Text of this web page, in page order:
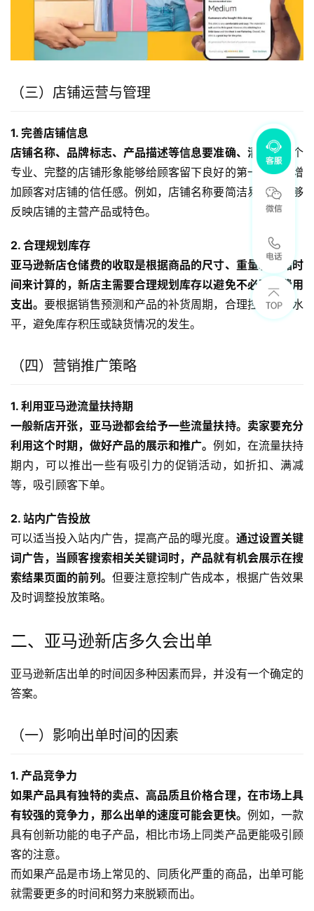
（三）店铺运营与管理
1. 完善店铺信息
店铺名称、品牌标志、产品描述等信息要准确、清晰。一个
专业、完整的店铺形象能够给顾客留下良好的第一印象，增
加顾客对店铺的信任感。例如，店铺名称要简洁易记，能够
反映店铺的主营产品或特色。
2. 合理规划库存
亚马逊新店仓储费的收取是根据商品的尺寸、重量和存储时
间来计算的，新店主需要合理规划库存以避免不必要的费用
支出。要根据销售预测和产品的补货周期，合理控制库存水
平，避免库存积压或缺货情况的发生。
（四）营销推广策略
1. 利用亚马逊流量扶持期
一般新店开张，亚马逊都会给予一些流量扶持。卖家要充分
利用这个时期，做好产品的展示和推广。例如，在流量扶持
期内，可以推出一些有吸引力的促销活动，如折扣、满减
等，吸引顾客下单。
2. 站内广告投放
可以适当投入站内广告，提高产品的曝光度。 通过设置关键
词广告，当顾客搜索相关关键词时，产品就有机会展示在搜
索结果页面的前列。 但要注意控制广告成本，根据广告效果
及时调整投放策略。
二、亚马逊新店多久会出单
亚马逊新店出单的时间因多种因素而异，并没有一个确定的
答案。
（一）影响出单时间的因素
1. 产品竞争力
如果产品具有独特的卖点、高品质且价格合理，在市场上具
有较强的竞争力，那么出单的速度可能会更快。 例如，一款
具有创新功能的电子产品，相比市场上同类产品更能吸引顾
客的注意。
而如果产品是市场上常见的、同质化严重的商品，出单可能
就需要更多的时间和努力来脱颖而出。